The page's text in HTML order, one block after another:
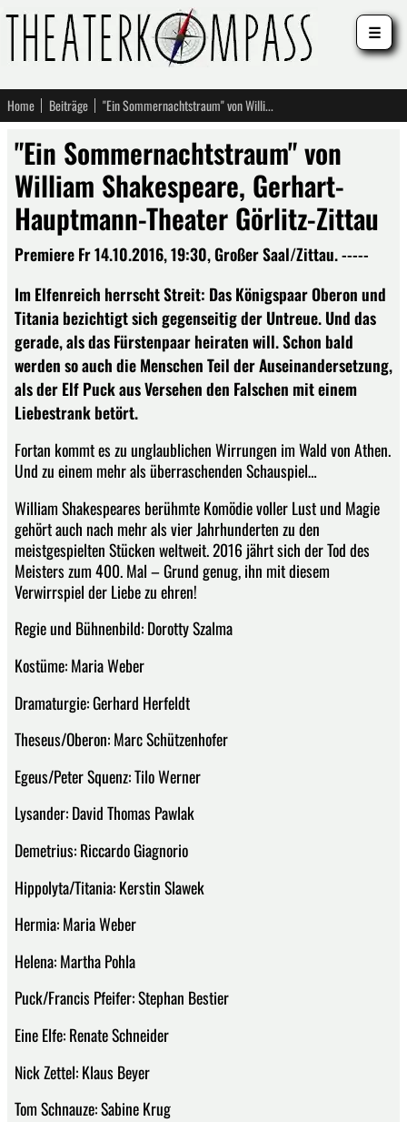
Home Beiträge "Ein Sommernachtstraum" von William Shakespeare, Gerhart-Hauptmann-Theater Görlitz-Zittau
"Ein Sommernachtstraum" von
William Shakespeare, Gerhart-
Hauptmann-Theater Görlitz-Zittau
Premiere Fr 14.10.2016, 19:30, Großer Saal/Zittau. -----
Im Elfenreich herrscht Streit: Das Königspaar Oberon und
Titania bezichtigt sich gegenseitig der Untreue. Und das
gerade, als das Fürstenpaar heiraten will. Schon bald
werden so auch die Menschen Teil der Auseinandersetzung,
als der Elf Puck aus Versehen den Falschen mit einem
Liebestrank betört.
Fortan kommt es zu unglaublichen Wirrungen im Wald von Athen.
Und zu einem mehr als überraschenden Schauspiel…
William Shakespeares berühmte Komödie voller Lust und Magie
gehört auch nach mehr als vier Jahrhunderten zu den
meistgespielten Stücken weltweit. 2016 jährt sich der Tod des
Meisters zum 400. Mal – Grund genug, ihn mit diesem
Verwirrspiel der Liebe zu ehren!
Regie und Bühnenbild: Dorotty Szalma
Kostüme: Maria Weber
Dramaturgie: Gerhard Herfeldt
Theseus/Oberon: Marc Schützenhofer
Egeus/Peter Squenz: Tilo Werner
Lysander: David Thomas Pawlak
Demetrius: Riccardo Giagnorio
Hippolyta/Titania: Kerstin Slawek
Hermia: Maria Weber
Helena: Martha Pohla
Puck/Francis Pfeifer: Stephan Bestier
Eine Elfe: Renate Schneider
Nick Zettel: Klaus Beyer
Tom Schnauze: Sabine Krug
☰